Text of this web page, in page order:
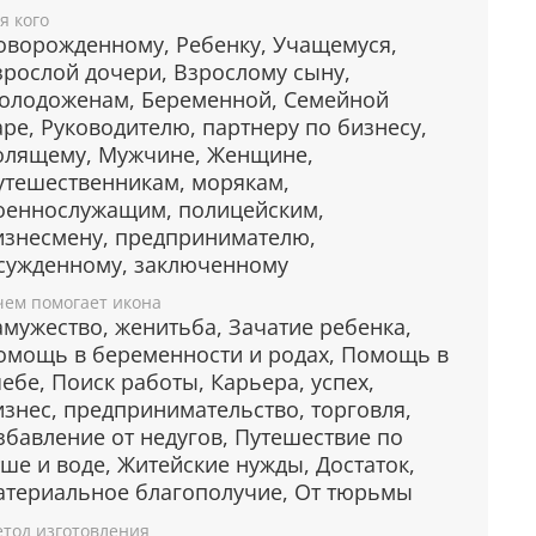
дерева
покрыта слоем чистого серебра 999 пробы.
современных технологий изделию
особая рельефность и выразительность.
изготовлена из металлической пластины
нижний слой которой состоит из
а верхний - из серебра.
основа иконы изготавливается из
ценных пород лиственных деревьв.
окуме и ореховое дерево отличаются
цветом и фактурой.
от царапин и потери
кого
Ребенку, Учащемуся,
дочери, Взрослому сыну,
Беременной, Семейной
Руководителю, партнеру по бизнесу,
Мужчине, Женщине,
морякам,
полицейским,
предпринимателю,
заключенному
помогает икона
женитьба, Зачатие ребенка,
в беременности и родах, Помощь в
Поиск работы, Карьера, успех,
предпринимательство, торговля,
от недугов, Путешествие по
и воде, Житейские нужды, Достаток,
благополучие, От тюрьмы
изготовления